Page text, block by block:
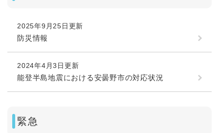
2025年9月25日更新
防災情報
2024年4月3日更新
能登半島地震における安曇野市の対応状況
緊急